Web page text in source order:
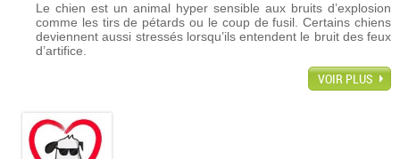
Le chien est un animal hyper sensible aux bruits d’explosion
comme les tirs de pétards ou le coup de fusil. Certains chiens
deviennent aussi stressés lorsqu’ils entendent le bruit des feux
d’artifice.
VOIR PLUS